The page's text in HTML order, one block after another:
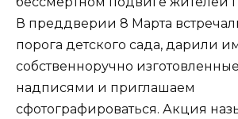
В преддверии 8 Марта
порога детского сада, дарили
собственноручно
надписями и приглашаем
сфотографироваться. Акция